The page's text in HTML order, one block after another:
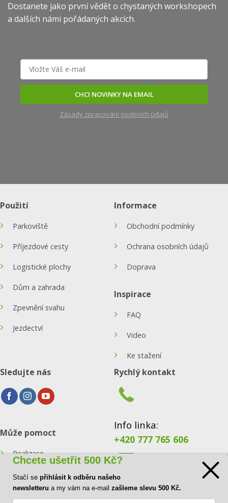
Dostanete jako první vědět o chystaných workshopech
a dalších námi pořádaných akcích.
CHCI NOVINKY NA EMAIL
Zásady zpracování osobních údajů
Použití
Parkoviště
Příjezdové cesty
Logistické plochy
Dům a zahrada
Zpevnění svahu
Jezdectví
Informace
Obchodní podmínky
Ochrana osobních údajů
Doprava
Inspirace
FAQ
Video
Ke stažení
Sledujte nás
Může pomoct
Realizace
Konfigurátor
Rychlý kontakt
Info linka:
+420 777 765 606
E-mail:
Chcete ušetřit 500 Kč?
Stačí se přihlásit k odběru našeho
newsletteru a my vám na e-mail zašleme slevu 500 Kč.